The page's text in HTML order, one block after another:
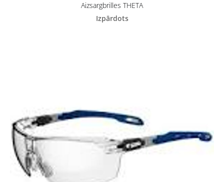
Aizsargbrilles THETA
Izpārdots